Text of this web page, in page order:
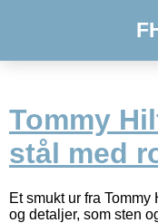
Tommy
stål med
Et smukt ur fra
og detaljer, som sten